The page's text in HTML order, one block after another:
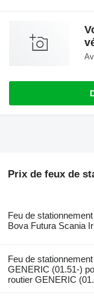
Prix de feux de
Feu de
Bova Futura Scania
Feu de
GENERIC (01.51-)
routier GENERIC